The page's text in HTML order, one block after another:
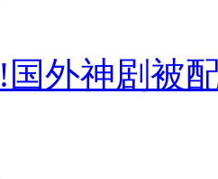
外神剧被